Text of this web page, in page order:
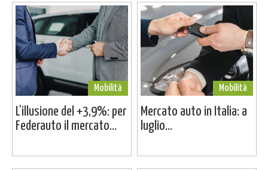
Mobilità
L’illusione del +3,9%: per
Federauto il mercato...
Mobilità
Mercato auto in Italia: a
luglio...